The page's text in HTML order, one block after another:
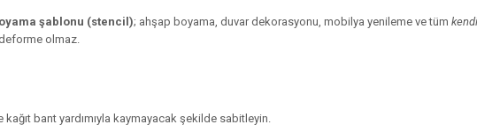
şablonu (stencil); ahşap boyama, duvar dekorasyonu, mobilya yenileme ve tüm
olmaz.
bant yardımıyla kaymayacak şekilde sabitleyin.